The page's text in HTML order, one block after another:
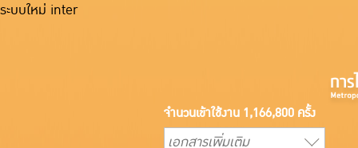
ระบบใหม่ inter
จำนวนเข้าใช้งาน 1,166,800 ครั้ง